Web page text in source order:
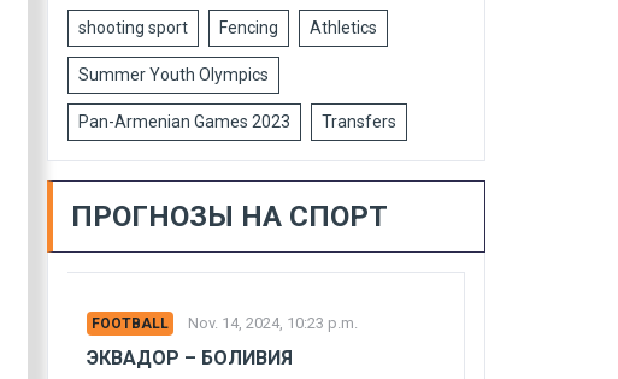
shooting sport Fencing Athletics
Summer Youth Olympics
Pan-Armenian Games 2023 Transfers
ПРОГНОЗЫ НА СПОРТ
FOOTBALL Nov. 14, 2024, 10:23 p.m.
ЭКВАДОР – БОЛИВИЯ